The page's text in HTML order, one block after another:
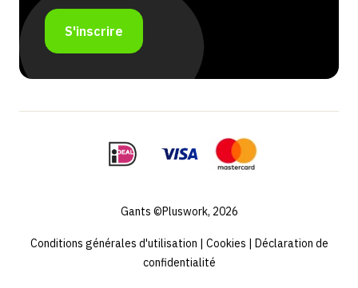
S'inscrire
Gants ©Pluswork, 2026
Conditions générales d'utilisation | Cookies | Déclaration de
confidentialité